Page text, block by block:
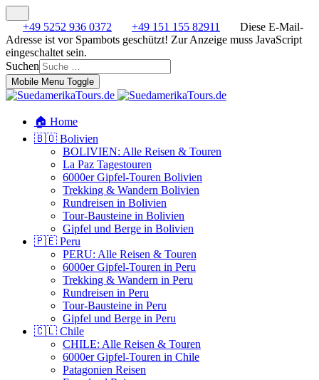
+49 5252 936 0372 +49 151 155 82911
Diese E-Mail-
Adresse ist vor Spambots geschützt! Zur Anzeige muss JavaScript
eingeschaltet sein.
Suchen
Mobile Menu Toggle
🏠 Home
🇧🇴 Bolivien
BOLIVIEN: Alle Reisen & Touren
La Paz Tagestouren
6000er Gipfel-Touren Bolivien
Trekking & Wandern Bolivien
Rundreisen in Bolivien
Tour-Bausteine in Bolivien
Gipfel und Berge in Bolivien
🇵🇪 Peru
PERU: Alle Reisen & Touren
6000er Gipfel-Touren in Peru
Trekking & Wandern in Peru
Rundreisen in Peru
Tour-Bausteine in Peru
Gipfel und Berge in Peru
🇨🇱 Chile
CHILE: Alle Reisen & Touren
6000er Gipfel-Touren in Chile
Patagonien Reisen